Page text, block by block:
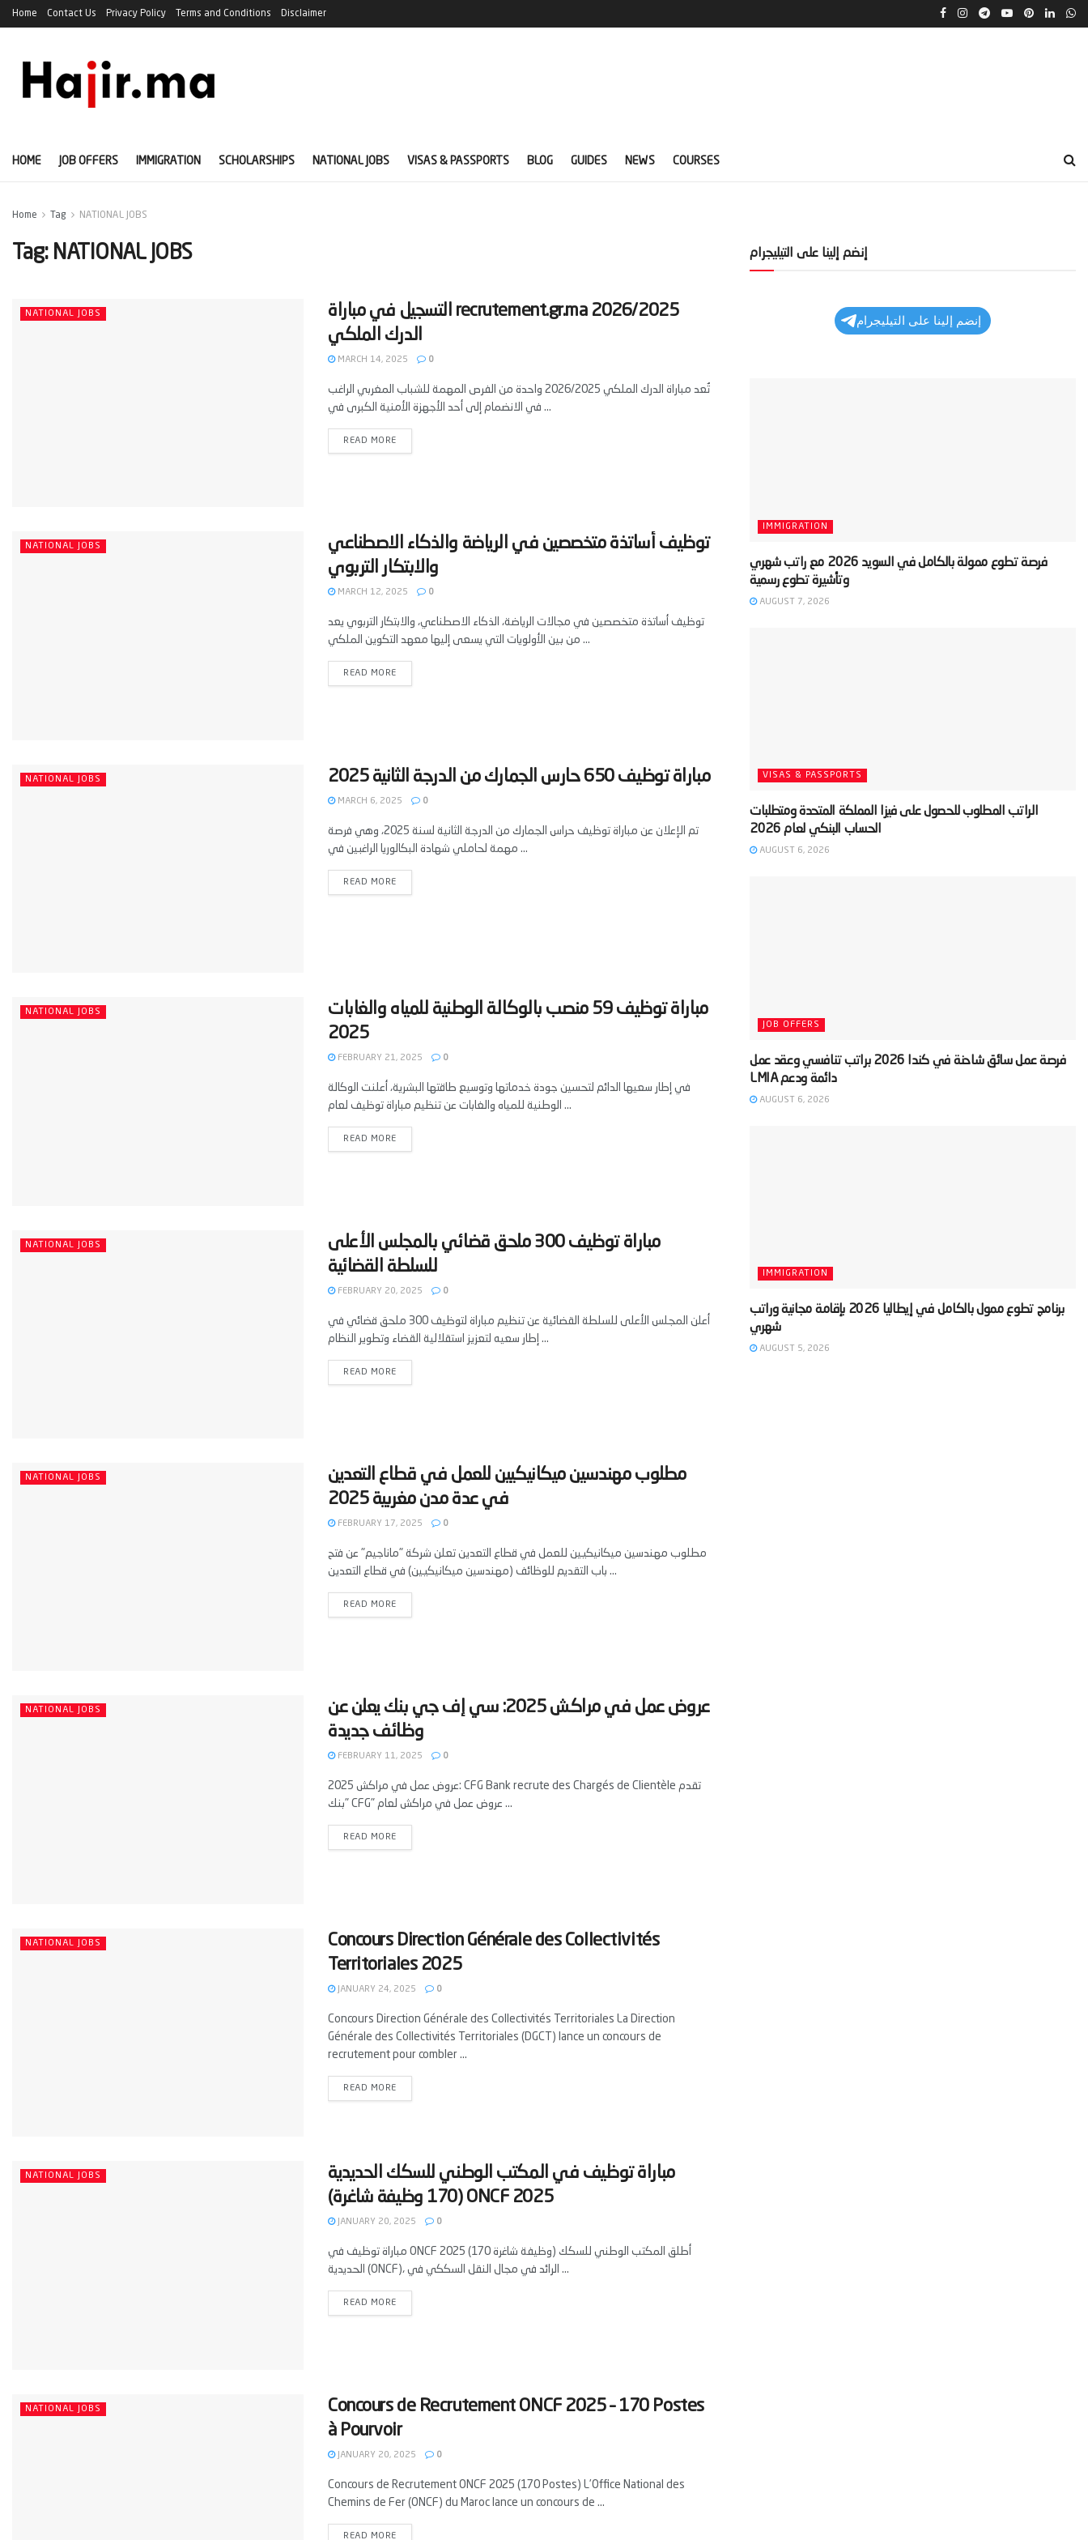
Home Contact Us Privacy Policy Terms and Conditions Disclaimer
HOME JOB OFFERS IMMIGRATION SCHOLARSHIPS NATIONAL JOBS VISAS & PASSPORTS BLOG GUIDES NEWS COURSES
Home Tag NATIONAL JOBS
Tag: NATIONAL JOBS
NATIONAL JOBS
‫recrutement.gr.ma 2026/2025 التسجيل في مباراة
MARCH 14, 2025 0
تُعد مباراة الدرك الملكي 2026/2025 واحدة من الفرص المهمة للشباب المغربي الراغب
في الانضمام إلى أحد الأجهزة الأمنية الكبرى في ...
READ MORE
NATIONAL JOBS
‫توظيف أساتذة متخصصين في الرياضة والذكاء الاصطناعي
MARCH 12, 2025 0
توظيف أساتذة متخصصين في مجالات الرياضة، الذكاء الاصطناعي، والابتكار التربوي يعد
من بين الأولويات التي يسعى إليها معهد التكوين الملكي ...
READ MORE
NATIONAL JOBS ‫مباراة توظيف 650 حارس الجمارك من الدرجة الثانية 2025‬
MARCH 6, 2025 0
تم الإعلان عن مباراة توظيف حراس الجمارك من الدرجة الثانية لسنة 2025، وهي فرصة
مهمة لحاملي شهادة البكالوريا الراغبين في ...
READ MORE
NATIONAL JOBS
‫مباراة توظيف 59 منصب بالوكالة الوطنية للمياه والغابات
2025‬
FEBRUARY 21, 2025 0
في إطار سعيها الدائم لتحسين جودة خدماتها وتوسيع طاقتها البشرية، أعلنت الوكالة
الوطنية للمياه والغابات عن تنظيم مباراة توظيف لعام ...
READ MORE
NATIONAL JOBS
‫مباراة توظيف 300 ملحق قضائي بالمجلس الأعلى
FEBRUARY 20, 2025 0
أعلن المجلس الأعلى للسلطة القضائية عن تنظيم مباراة لتوظيف 300 ملحق قضائي في
إطار سعيه لتعزيز استقلالية القضاء وتطوير النظام ...
READ MORE
NATIONAL JOBS
‫مطلوب مهندسين ميكانيكيين للعمل في قطاع التعدين
FEBRUARY 17, 2025 0
مطلوب مهندسين ميكانيكيين للعمل في قطاع التعدين تعلن شركة "ماناجيم" عن فتح
باب التقديم للوظائف (مهندسين ميكانيكيين) في قطاع التعدين ...
READ MORE
NATIONAL JOBS
‫عروض عمل في مراكش 2025: سي إف جي بنك يعلن عن
FEBRUARY 11, 2025 0
2025 عروض عمل في مراكش: CFG Bank recrute des Chargés de Clientèle تقدم
"بنك CFG" عروض عمل في مراكش لعام ...
READ MORE
NATIONAL JOBS
Concours Direction Générale des Collectivités
Territoriales 2025
JANUARY 24, 2025 0
Concours Direction Générale des Collectivités Territoriales La Direction
Générale des Collectivités Territoriales (DGCT) lance un concours de
recrutement pour combler ...
READ MORE
NATIONAL JOBS
‫مباراة توظيف في المكتب الوطني للسكك الحديدية
ONCF 2025 (170 وظيفة شاغرة)‬
JANUARY 20, 2025 0
مباراة توظيف في ONCF 2025 (170 وظيفة شاغرة) أطلق المكتب الوطني للسكك
الحديدية (ONCF)، الرائد في مجال النقل السككي في ...
READ MORE
NATIONAL JOBS
Concours de Recrutement ONCF 2025 – 170 Postes
à Pourvoir
JANUARY 20, 2025 0
Concours de Recrutement ONCF 2025 (170 Postes) L’Office National des
Chemins de Fer (ONCF) du Maroc lance un concours de ...
READ MORE
إنضم إلينا على التيليجرام
إنضم إلينا على التيليجرام
IMMIGRATION
‫فرصة تطوع ممولة بالكامل في السويد 2026 مع راتب شهري
وتأشيرة تطوع رسمية‬
AUGUST 7, 2026
VISAS & PASSPORTS
‫الراتب المطلوب للحصول على فيزا المملكة المتحدة ومتطلبات
AUGUST 6, 2026
JOB OFFERS
‫فرصة عمل سائق شاحنة في كندا 2026 براتب تنافسي وعقد عمل
دائمة ودعم LMIA‬
AUGUST 6, 2026
IMMIGRATION
‫برنامج تطوع ممول بالكامل في إيطاليا 2026 بإقامة مجانية وراتب
شهري‬
AUGUST 5, 2026